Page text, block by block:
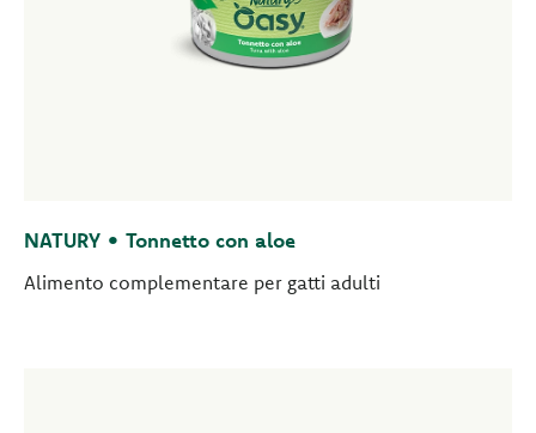
NATURY • Tonnetto con aloe
Alimento complementare per gatti adulti